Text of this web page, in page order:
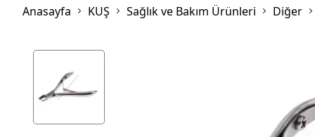
Muhabbet
Papağan
Rulolu Kafes
Yemlikler
Taşımalar
Mama ve Su Kapları
Anasayfa KUŞ Sağlık ve Bakım Ürünleri Diğer